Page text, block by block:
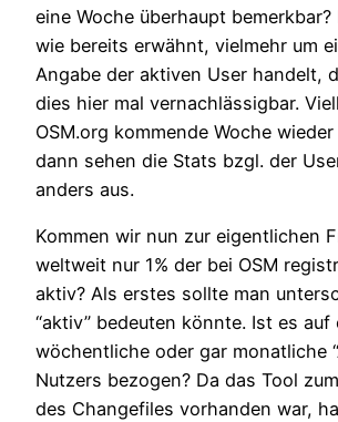
eine Woche überhaupt bemerkbar?
wie bereits erwähnt, vielmehr um
Angabe der aktiven User handelt,
dies hier mal vernachlässigbar.
OSM.org kommende Woche wieder
dann sehen die Stats bzgl. der
anders aus.
Kommen wir nun zur eigentlichen
weltweit nur 1% der bei OSM
aktiv? Als erstes sollte man
“aktiv” bedeuten könnte. Ist es auf
wöchentliche oder gar monatliche
Nutzers bezogen? Da das Tool
des Changefiles vorhanden war,